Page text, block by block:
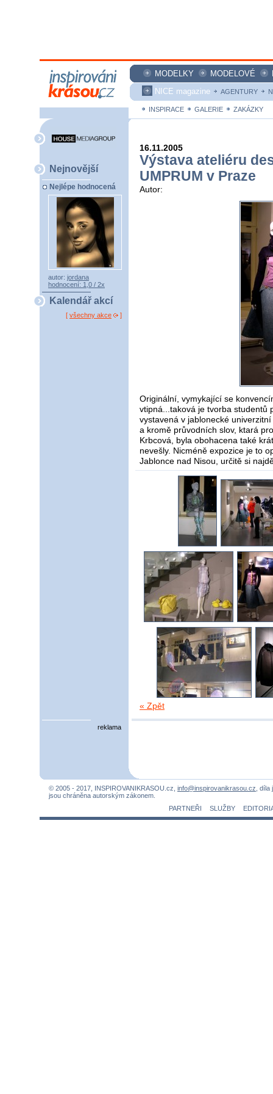
MODELKY MODELOVÉ
NICE magazine
AGENTURY
INSPIRACE GALERIE ZAKÁZKY
Nejnovější
Nejlépe hodnocená
autor: jordana
hodnocení: 1,0 / 2x
Kalendář akcí
[ všechny akce ]
16.11.2005
Výstava ateliéru
UMPRUM v Praze
Autor:
Originální, vymykající se
vtipná...taková je tvorba studentů
vystavená v jablonecké
a kromě průvodních slov, ktará
Krbcová, byla obohacena také
nevešly. Nicméně expozice je to
Jablonce nad Nisou, určitě si
« Zpět
reklama
© 2005 - 2017, INSPIROVANIKRASOU.cz, info@inspirovanikrasou.cz ,
jsou chráněna autorským zákonem.
PARTNEŘI
SLUŽBY